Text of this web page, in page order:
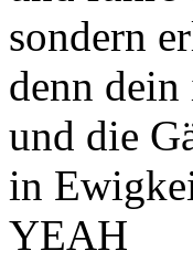
sondern
denn
und die
in
YEAH